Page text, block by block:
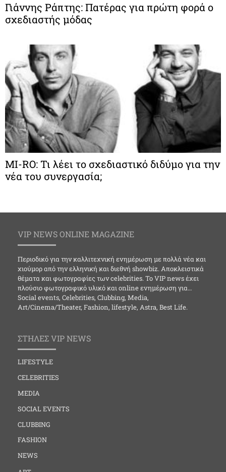
Γιάννης Ράπτης: Πατέρας για πρώτη φορά ο
σχεδιαστής μόδας
MI-RO: Τι λέει το σχεδιαστικό διδύμο για την
νέα του συνεργασία;
VIP NEWS ONLINE MAGAZINE
Περιοδικό για την καλλιτεχνική ενημέρωση με πολλά νέα και
χιούμορ από την ελληνική και διεθνή showbiz. Αποκλειστικά
θέματα και φωτογραφίες των celebrities. Το VIP news έχει
πλούσιο φωτογραφικό υλικό και online ενημέρωση για…
Social events, Celebrities, Clubbing, Media,
Art/Cinema/Theater, Fashion, lifestyle, Astra, Best Life.
ΣΤΗΛΕΣ VIP NEWS
LIFESTYLE
CELEBRITIES
MEDIA
SOCIAL EVENTS
CLUBBING
FASHION
NEWS